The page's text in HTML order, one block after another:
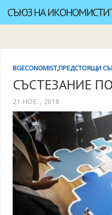
СЪЮЗ НА
BGECONOMIST,ПРЕДСТОЯЩИ
СЪСТЕЗАНИЕ
21 НОЕ. , 2018